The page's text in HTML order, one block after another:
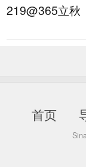
219@365立秋
218@365北
皇马稳住核心